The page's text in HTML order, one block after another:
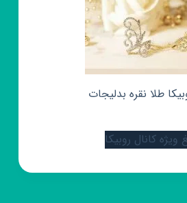
طلا نقره بدلیجات
ویژه کانال روبیکا